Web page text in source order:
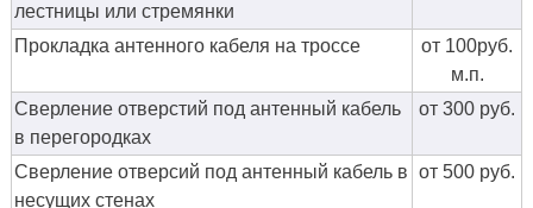
лестницы или стремянки
Прокладка антенного кабеля на троссе
от 100руб.
м.п.
Сверление отверстий под антенный кабель
в перегородках
от 300 руб.
Сверление отверсий под антенный кабель в
несущих стенах
от 500 руб.